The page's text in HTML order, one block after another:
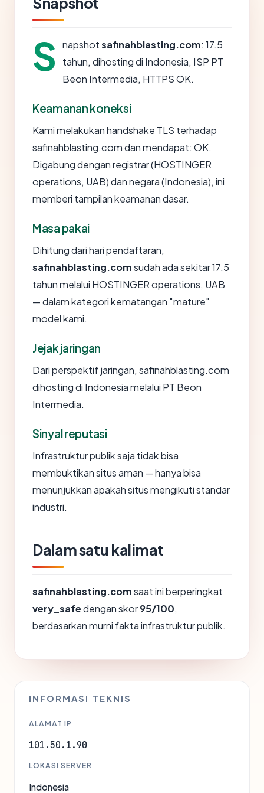
S napshotsafinahblasting.com: 17.5
tahun, dihosting di Indonesia, ISP PT
Beon Intermedia, HTTPS OK.
Keamanan koneksi
Kami melakukan handshake TLS terhadap
safinahblasting.com dan mendapat: OK.
Digabung dengan registrar (HOSTINGER
operations, UAB) dan negara (Indonesia), ini
memberi tampilan keamanan dasar.
Masa pakai
Dihitung dari hari pendaftaran,
safinahblasting.comsudah ada sekitar 17.5
tahun melalui HOSTINGER operations, UAB
— dalam kategori kematangan "mature"
model kami.
Jejak jaringan
Dari perspektif jaringan, safinahblasting.com
dihosting di Indonesia melalui PT Beon
Intermedia.
Sinyal reputasi
Infrastruktur publik saja tidak bisa
membuktikan situs aman — hanya bisa
menunjukkan apakah situs mengikuti standar
industri.
Dalam satu kalimat
safinahblasting.comsaat ini berperingkat
very_safedengan skor95/100,
berdasarkan murni fakta infrastruktur publik.
INFORMASI TEKNIS
ALAMAT IP
101.50.1.90
LOKASI SERVER
Indonesia